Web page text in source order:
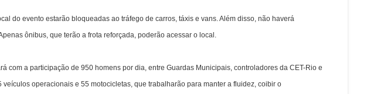
do evento estarão bloqueadas ao tráfego de carros, táxis e vans. Além disso, não haverá
ônibus, que terão a frota reforçada, poderão acessar o local.
com a participação de 950 homens por dia, entre Guardas Municipais, controladores da CET-Rio e
operacionais e 55 motocicletas, que trabalharão para manter a fluidez, coibir o